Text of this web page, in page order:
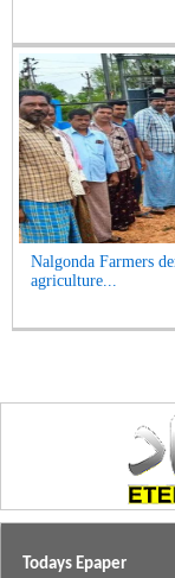
Nalgonda Farmers
agriculture...
Todays Epaper